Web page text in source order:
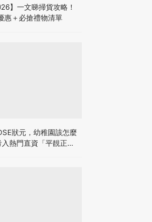
】一文睇掃貨攻略！
惠＋必搶禮物清單
狀元，幼稚園該怎麼
熱門直資「平靚正」